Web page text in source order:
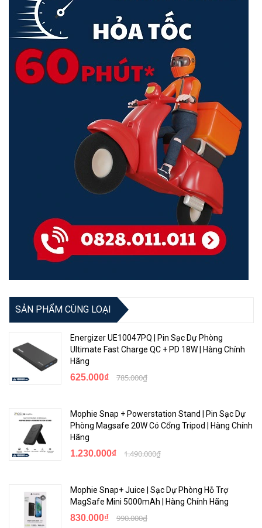
SẢN PHẨM CÙNG LOẠI
Energizer UE10047PQ | Pin Sạc Dự Phòng
Ultimate Fast Charge QC + PD 18W | Hàng Chính
Hãng
625.000₫ 785.000₫
Mophie Snap + Powerstation Stand | Pin Sạc Dự
Phòng Magsafe 20W Có Cổng Tripod | Hàng Chính
Hãng
1.230.000₫ 1.490.000₫
Mophie Snap+ Juice | Sạc Dự Phòng Hỗ Trợ
MagSafe Mini 5000mAh | Hàng Chính Hãng
830.000₫ 990.000₫